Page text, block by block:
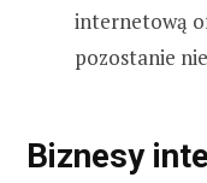
internetową
pozostanie
Biznesy